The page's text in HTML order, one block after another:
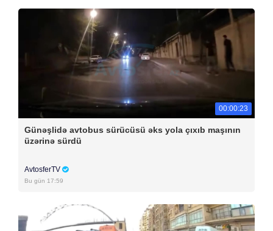
00:00:23
Günəşlidə avtobus sürücüsü əks yola çıxıb maşının
üzərinə sürdü
AvtosferTV
Bu gün 17:59